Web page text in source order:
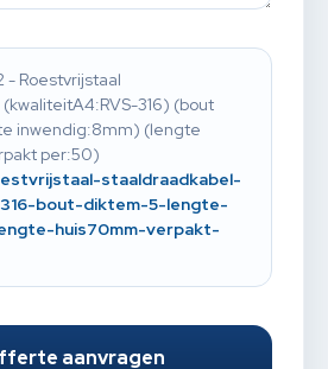
- Roestvrijstaal
316) (bout
inwendig:8mm) (lengte
per:50)
staaldraadkabel-
bout-diktem-5-lengte-
huis70mm-verpakt-
aanvragen